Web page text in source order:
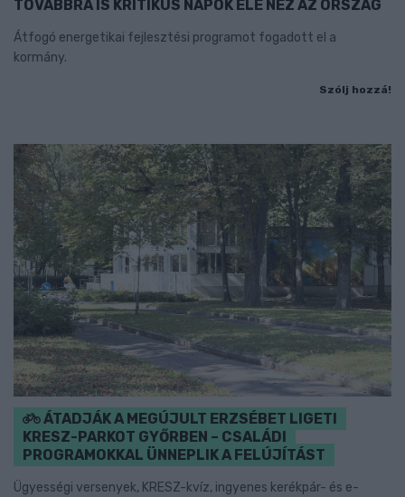
TOVÁBBRA IS KRITIKUS NAPOK ELÉ NÉZ AZ ORSZÁG
Átfogó energetikai fejlesztési programot fogadott el a
kormány.
Szólj hozzá!
ÁTADJÁK A MEGÚJULT ERZSÉBET LIGETI
KRESZ-PARKOT GYŐRBEN – CSALÁDI
PROGRAMOKKAL ÜNNEPLIK A FELÚJÍTÁST
Ügyességi versenyek, KRESZ-kvíz, ingyenes kerékpár- és e-